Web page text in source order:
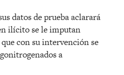
datos de prueba aclarará
ilícito se le imputan
con su intervención se
a